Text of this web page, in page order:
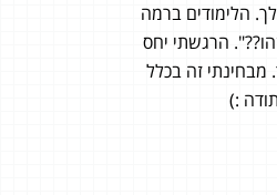
הלימודים ברמה
הרגשתי יחס
מבחינתי זה בכלל
:)